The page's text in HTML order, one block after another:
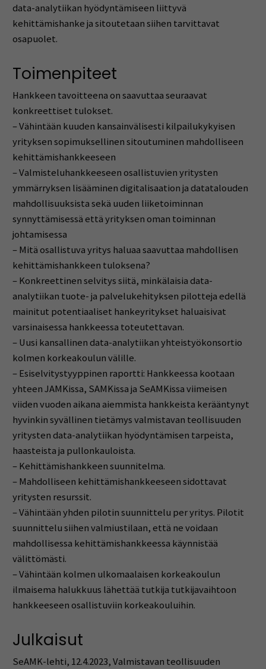
data-analytiikan hyödyntämiseen liittyvä
kehittämishanke ja sitoutetaan siihen tarvittavat
osapuolet.
Toimenpiteet
Hankkeen tavoitteena on saavuttaa seuraavat
konkreettiset tulokset.
– Vähintään kuuden kansainvälisesti kilpailukykyisen
yrityksen sopimuksellinen sitoutuminen mahdolliseen
kehittämishankkeeseen
– Valmisteluhankkeeseen osallistuvien yritysten
ymmärryksen lisääminen digitalisaation ja datatalouden
mahdollisuuksista sekä uuden liiketoiminnan
synnyttämisessä että yrityksen oman toiminnan
johtamisessa
– Mitä osallistuva yritys haluaa saavuttaa mahdollisen
kehittämishankkeen tuloksena?
– Konkreettinen selvitys siitä, minkälaisia data-
analytiikan tuote- ja palvelukehityksen pilotteja edellä
mainitut potentiaaliset hankeyritykset haluaisivat
varsinaisessa hankkeessa toteutettavan.
– Uusi kansallinen data-analytiikan yhteistyökonsortio
kolmen korkeakoulun välille.
– Esiselvitystyyppinen raportti: Hankkeessa kootaan
yhteen JAMKissa, SAMKissa ja SeAMKissa viimeisen
viiden vuoden aikana aiemmista hankkeista kerääntynyt
hyvinkin syvällinen tietämys valmistavan teollisuuden
yritysten data-analytiikan hyödyntämisen tarpeista,
haasteista ja pullonkauloista.
– Kehittämishankkeen suunnitelma.
– Mahdolliseen kehittämishankkeeseen sidottavat
yritysten resurssit.
– Vähintään yhden pilotin suunnittelu per yritys. Pilotit
suunnittelu siihen valmiustilaan, että ne voidaan
mahdollisessa kehittämishankkeessa käynnistää
välittömästi.
– Vähintään kolmen ulkomaalaisen korkeakoulun
ilmaisema halukkuus lähettää tutkija tutkijavaihtoon
hankkeeseen osallistuviin korkeakouluihin.
Julkaisut
SeAMK-lehti, 12.4.2023, Valmistavan teollisuuden